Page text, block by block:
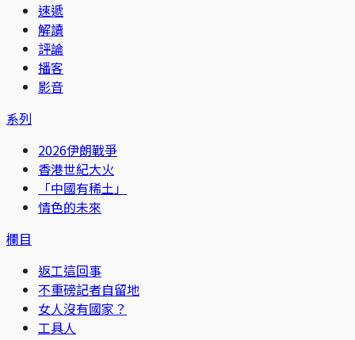
速遞
解讀
評論
播客
影音
系列
2026伊朗戰爭
香港世紀大火
「中國有稀土」
情色的未來
欄目
返工這回事
不重磅記者自留地
女人沒有國家？
工具人